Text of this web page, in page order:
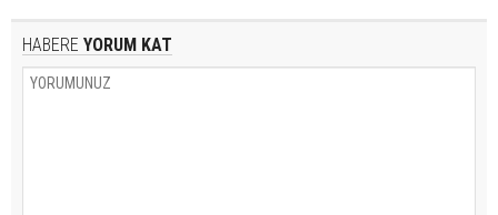
HABERE YORUM KAT